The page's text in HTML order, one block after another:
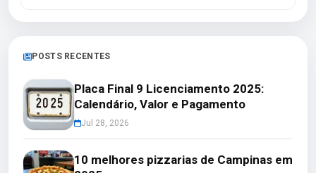
POSTS RECENTES
Placa Final 9 Licenciamento 2025:
Calendário, Valor e Pagamento
Jul 28, 2026
10 melhores pizzarias de Campinas em